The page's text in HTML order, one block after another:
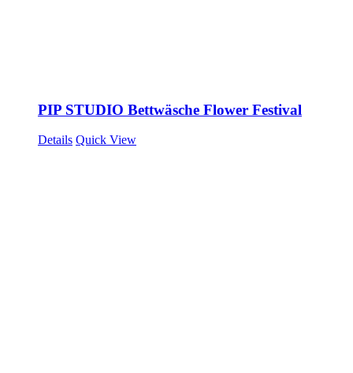
PIP STUDIO Bettwäsche Flower Festival
Details Quick View